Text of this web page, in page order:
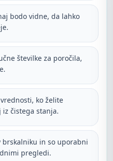
bodo vidne, da lahko
številke za poročila,
ko želite
čistega stanja.
brskalniku in so uporabni
pregledi.